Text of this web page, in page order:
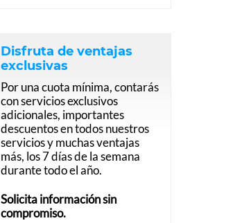
Disfruta de ventajas
exclusivas
Por una cuota mínima, contarás
con servicios exclusivos
adicionales, importantes
descuentos en todos nuestros
servicios y muchas ventajas
más, los 7 días de la semana
durante todo el año.
Solicita información sin
compromiso.